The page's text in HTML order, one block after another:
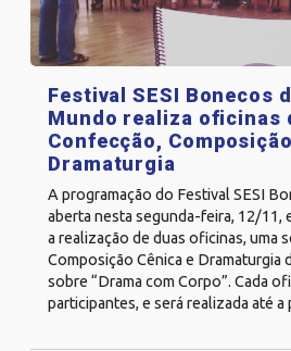
Festival SESI Bonecos
Mundo realiza oficinas
Confecção,
Dramaturgia
A programação do Festival SESI
aberta nesta segunda-feira, 12/11,
a realização de duas oficinas, uma
Composição Cênica e Dramaturgia
sobre “Drama com Corpo”. Cada
participantes, e será realizada até a